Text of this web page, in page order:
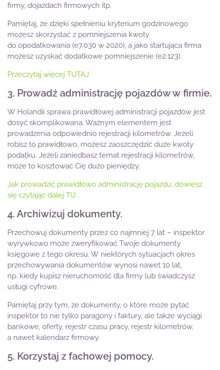
firmy, dojazdach firmowych itp.
Pamiętaj, że dzięki spełnieniu kryterium godzinowego
możesz skorzystać z pomniejszenia kwoty
do opodatkowania (e7.030 w 2020), a jako startująca firma
możesz uzyskać dodatkowe pomniejszenie (e2.123).
Przeczytaj więcej TUTAJ.
3. Prowadź administrację pojazdów w firmie.
W Holandii sprawa prawidłowej administracji pojazdów jest
dosyć skomplikowana. Ważnym elementem jest
prowadzenia odpowiednio rejestracji kilometrów. Jeżeli
robisz to prawidłowo, możesz zaoszczędzić duże kwoty
podatku. Jeżeli zaniedbasz temat rejestracji kilometrów,
może to kosztować Cię dużo pieniędzy.
Jak prowadzić prawidłowo administrację pojazdu, dowiesz
się czytając dalej TU.
4. Archiwizuj dokumenty.
Przechowuj dokumenty przez co najmniej 7 lat – inspektor
wyrywkowo może zweryfikować Twoje dokumenty
księgowe z tego okresu. W niektórych sytuacjach okres
przechowywania dokumentów wynosi nawet 10 lat,
np. kiedy kupisz nieruchomość dla firmy lub świadczysz
usługi cyfrowe.
Pamiętaj przy tym, że dokumenty, o które może pytać
inspektor to nie tylko paragony i faktury, ale także wyciągi
bankowe, oferty, rejestr czasu pracy, rejestr kilometrów,
a nawet kalendarz firmowy.
5. Korzystaj z fachowej pomocy.